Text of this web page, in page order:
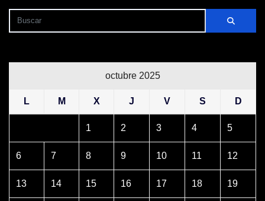
octubre 2025
L M X J V S D
1 2 3 4 5
6 7 8 9 10 11 12
13 14 15 16 17 18 19